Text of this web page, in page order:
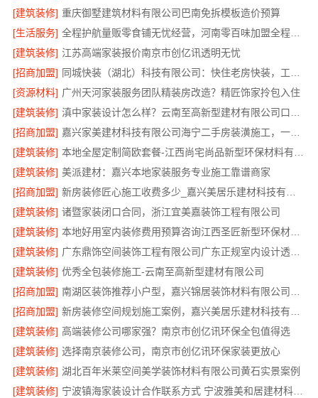
[建筑装修] 重庆御墅建筑材料有限公司巴南免拆模板造价预算
[生活服务]
全程护航量贩零食铺无忧经营，河南零百味加盟全程护航
[建筑装修] 江苏高端家装报价南京市创亿讯透明无忧
[招商加盟]
[资源材料] 广州天河家装服务团队精装房改造？精匠饰家拎包入住
[建筑装修]
[招商加盟]
嘉兴家美建材科技有限公司海宁二手房装潢施工，一站式省心服务
[建筑装修]
[建筑装修] 美派建材：嘉兴本地家装服务专业施工靠谱商家
[招商加盟]
[建筑装修] 诸暨家装闭口合同，浙江宜美嘉装饰工程有限公司
[建筑装修]
本地好用室内装修费用预算咨询江西圣匠新型环保材料有限公司
[建筑装修]
广东鼎饰空间装饰工程有限公司广东正规室内设计透明化施工
[建筑装修] 优秀全包装修施工-云南至高新型建材有限公司
[招商加盟]
[招商加盟]
[建筑装修] 高端装修公司哪家强？南京市创亿讯环保全包值得选
[建筑装修] 选择南京装修公司，南京市创亿讯环保家装更放心
[建筑装修] 湖北百年米莱空间美学装饰材料有限公司黄石实景案例
[建筑装修]
宁波镇海家装设计合作联系方式 宁波雅美和居建材科技有限公司